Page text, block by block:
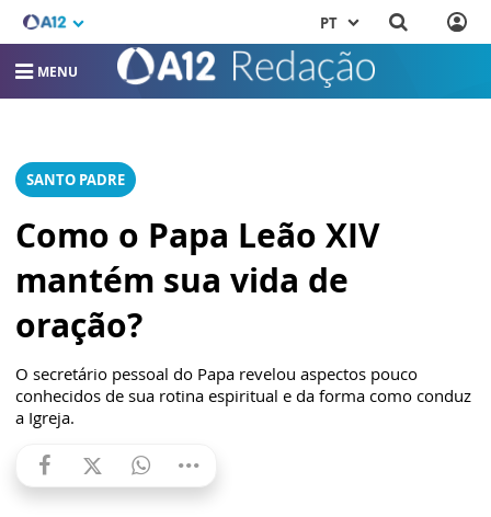
PT
MENU
SANTO PADRE
Como o Papa Leão XIV
mantém sua vida de
oração?
O secretário pessoal do Papa revelou aspectos pouco
conhecidos de sua rotina espiritual e da forma como conduz
a Igreja.